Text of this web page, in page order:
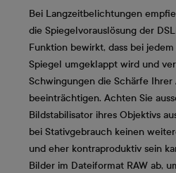
Bei Langzeitbelichtungen
die Spiegelvorauslösung der
Funktion bewirkt, dass bei
Spiegel umgeklappt wird und
Schwingungen die Schärfe Ihrer
beeinträchtigen. Achten Sie
Bildstabilisator ihres Objektivs
bei Stativgebrauch keinen
und eher kontraproduktiv sein
Bilder im Dateiformat RAW ab,